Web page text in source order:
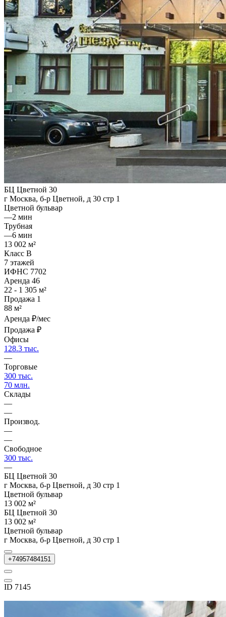
БЦ Цветной 30
г Москва, б-р Цветной, д 30 стр 1
Цветной бульвар
—2 мин
Трубная
—6 мин
13 002 м²
Класс B
7 этажей
ИФНС 7702
Аренда 46
22 - 1 305 м²
Продажа 1
88 м²
Аренда ₽/мес
Продажа ₽
Офисы
128.3 тыс.
—
Торговые
300 тыс.
70 млн.
Склады
—
—
Производ.
—
—
Свободное
300 тыс.
—
БЦ Цветной 30
г Москва, б-р Цветной, д 30 стр 1
Цветной бульвар
13 002 м²
БЦ Цветной 30
13 002 м²
Цветной бульвар
г Москва, б-р Цветной, д 30 стр 1
+74957484151
ID 7145